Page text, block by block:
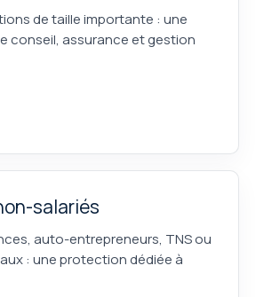
de taille importante : une
conseil, assurance et gestion
salariés
auto-entrepreneurs, TNS ou
: une protection dédiée à